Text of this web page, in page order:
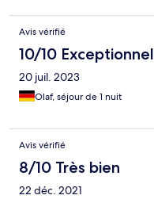
Avis vérifié
10/10 Exceptionnel
20 juil. 2023
Olaf, séjour de 1 nuit
Avis vérifié
8/10 Très bien
22 déc. 2021